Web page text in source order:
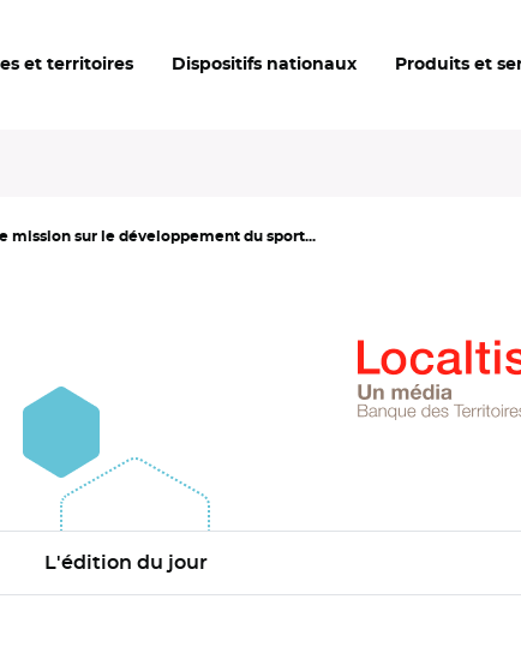
et territoires Dispositifs nationaux Produits et
mission sur le développement du sport...
L'édition du jour